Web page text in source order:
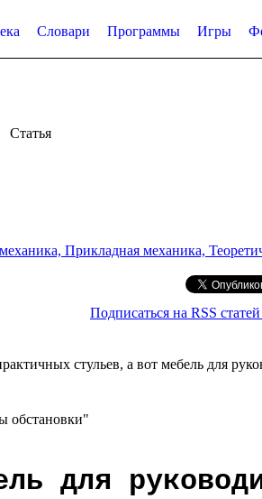
Словари Программы Игры
Статья
Прикладная механика,
Подписаться на RSS
стульев, а вот мебель для
обстановки"
для